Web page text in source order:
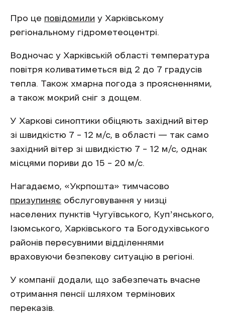
Про це повідомили у Харківському
регіональному гідрометеоцентрі.
Водночас у Харківській області температура
повітря коливатиметься від 2 до 7 градусів
тепла. Також хмарна погода з проясненнями,
а також мокрий сніг з дощем.
У Харкові синоптики обіцяють західний вітер
зі швидкістю 7 – 12 м/с, в області — так само
західний вітер зі швидкістю 7 – 12 м/с, однак
місцями пориви до 15 – 20 м/с.
Нагадаємо, «Укрпошта» тимчасово
призупиняє обслуговування у низці
населених пунктів Чугуївського, Купʼянського,
Ізюмського, Харківського та Богодухівського
районів пересувними відділеннями
враховуючи безпекову ситуацію в регіоні.
У компанії додали, що забезпечать вчасне
отримання пенсії шляхом термінових
переказів.